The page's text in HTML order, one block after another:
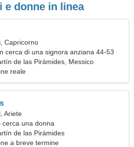
e donne in linea
Capricorno
cerca di una signora anziana 44-53
de las Pirámides, Messico
reale
Ariete
cerca una donna
de las Pirámides
a breve termine